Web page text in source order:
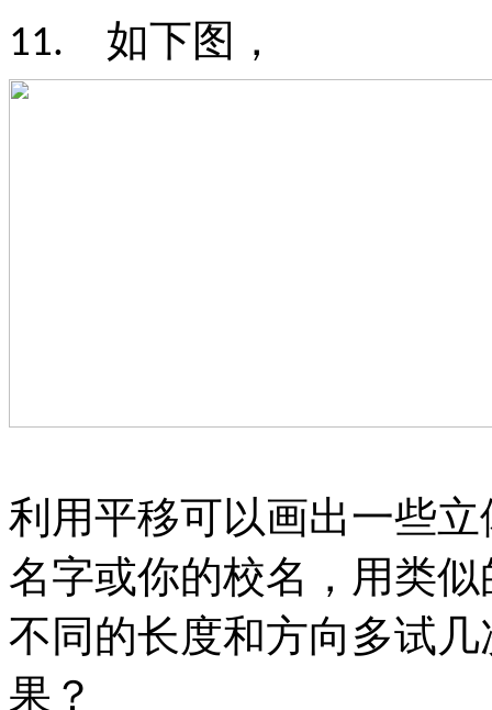
11. 如下图，
利用平移可以画出一些
名字或你的校名，用类
不同的长度和方向多试
果？